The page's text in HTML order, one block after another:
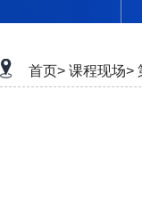
首页> 课程现场>